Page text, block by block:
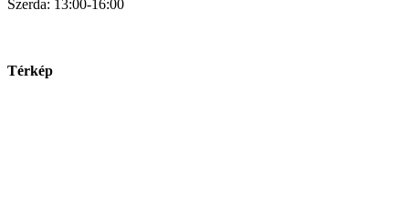
Szerda: 13:00-16:00
Térkép